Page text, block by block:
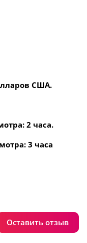
США.
2 часа.
3 часа
Оставить отзыв